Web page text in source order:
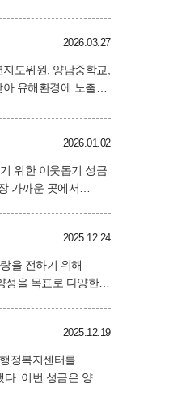
란다”며, “앞으로도
2026.03.27
도위원, 양남중학교,
담 1388' 채널을
2026.01.02
위한 이웃돕기 성금
필요한 이웃들에게
2025.12.24
을 전하기 위해
말했다. 이어 “이와
2025.12.19
정복지센터를
다. 이번 성금은 양